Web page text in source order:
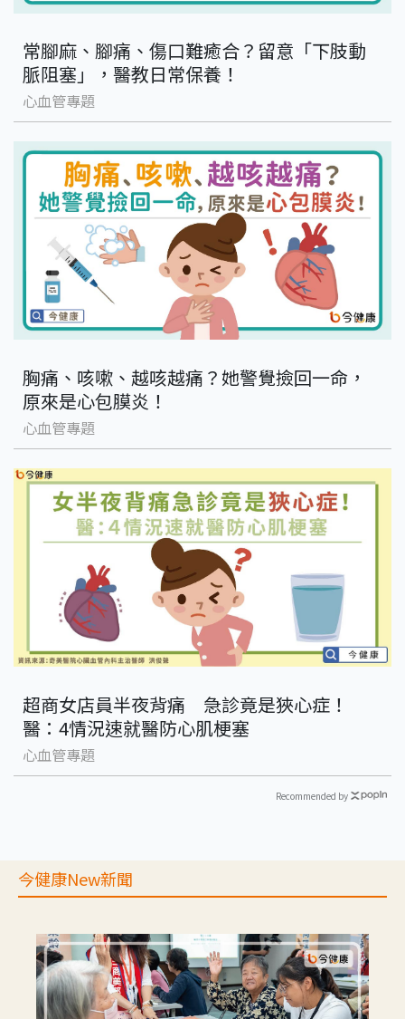
常腳麻、腳痛、傷口難癒合？留意「下肢動
脈阻塞」，醫教日常保養！
心血管專題
胸痛、咳嗽、越咳越痛？她警覺撿回一命，
原來是心包膜炎！
心血管專題
超商女店員半夜背痛 急診竟是狹心症！
醫：4情況速就醫防心肌梗塞
心血管專題
Recommended by
今健康New新聞